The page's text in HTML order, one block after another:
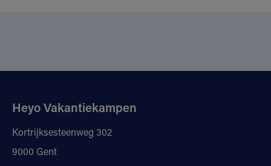
Heyo Vakantiekampen
Kortrijksesteenweg 302
9000 Gent